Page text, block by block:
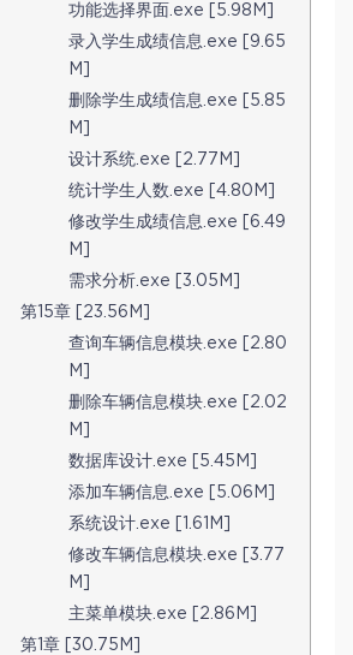
功能选择界面.exe [5.98M]
录入学生成绩信息.exe [9.65
M]
删除学生成绩信息.exe [5.85
M]
设计系统.exe [2.77M]
统计学生人数.exe [4.80M]
修改学生成绩信息.exe [6.49
M]
需求分析.exe [3.05M]
第15章 [23.56M]
查询车辆信息模块.exe [2.80
M]
删除车辆信息模块.exe [2.02
M]
数据库设计.exe [5.45M]
添加车辆信息.exe [5.06M]
系统设计.exe [1.61M]
修改车辆信息模块.exe [3.77
M]
主菜单模块.exe [2.86M]
第1章 [30.75M]